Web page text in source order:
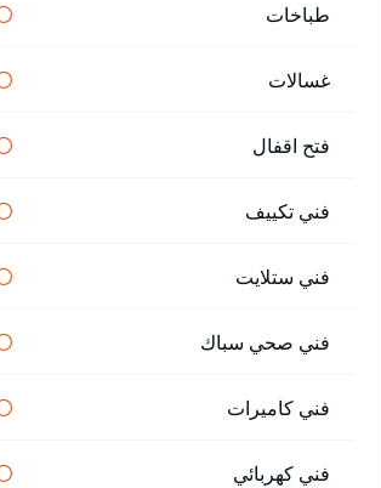
طباخات
غسالات
فتح اقفال
فني تكييف
فني ستلايت
فني صحي سباك
فني كاميرات
فني كهربائي